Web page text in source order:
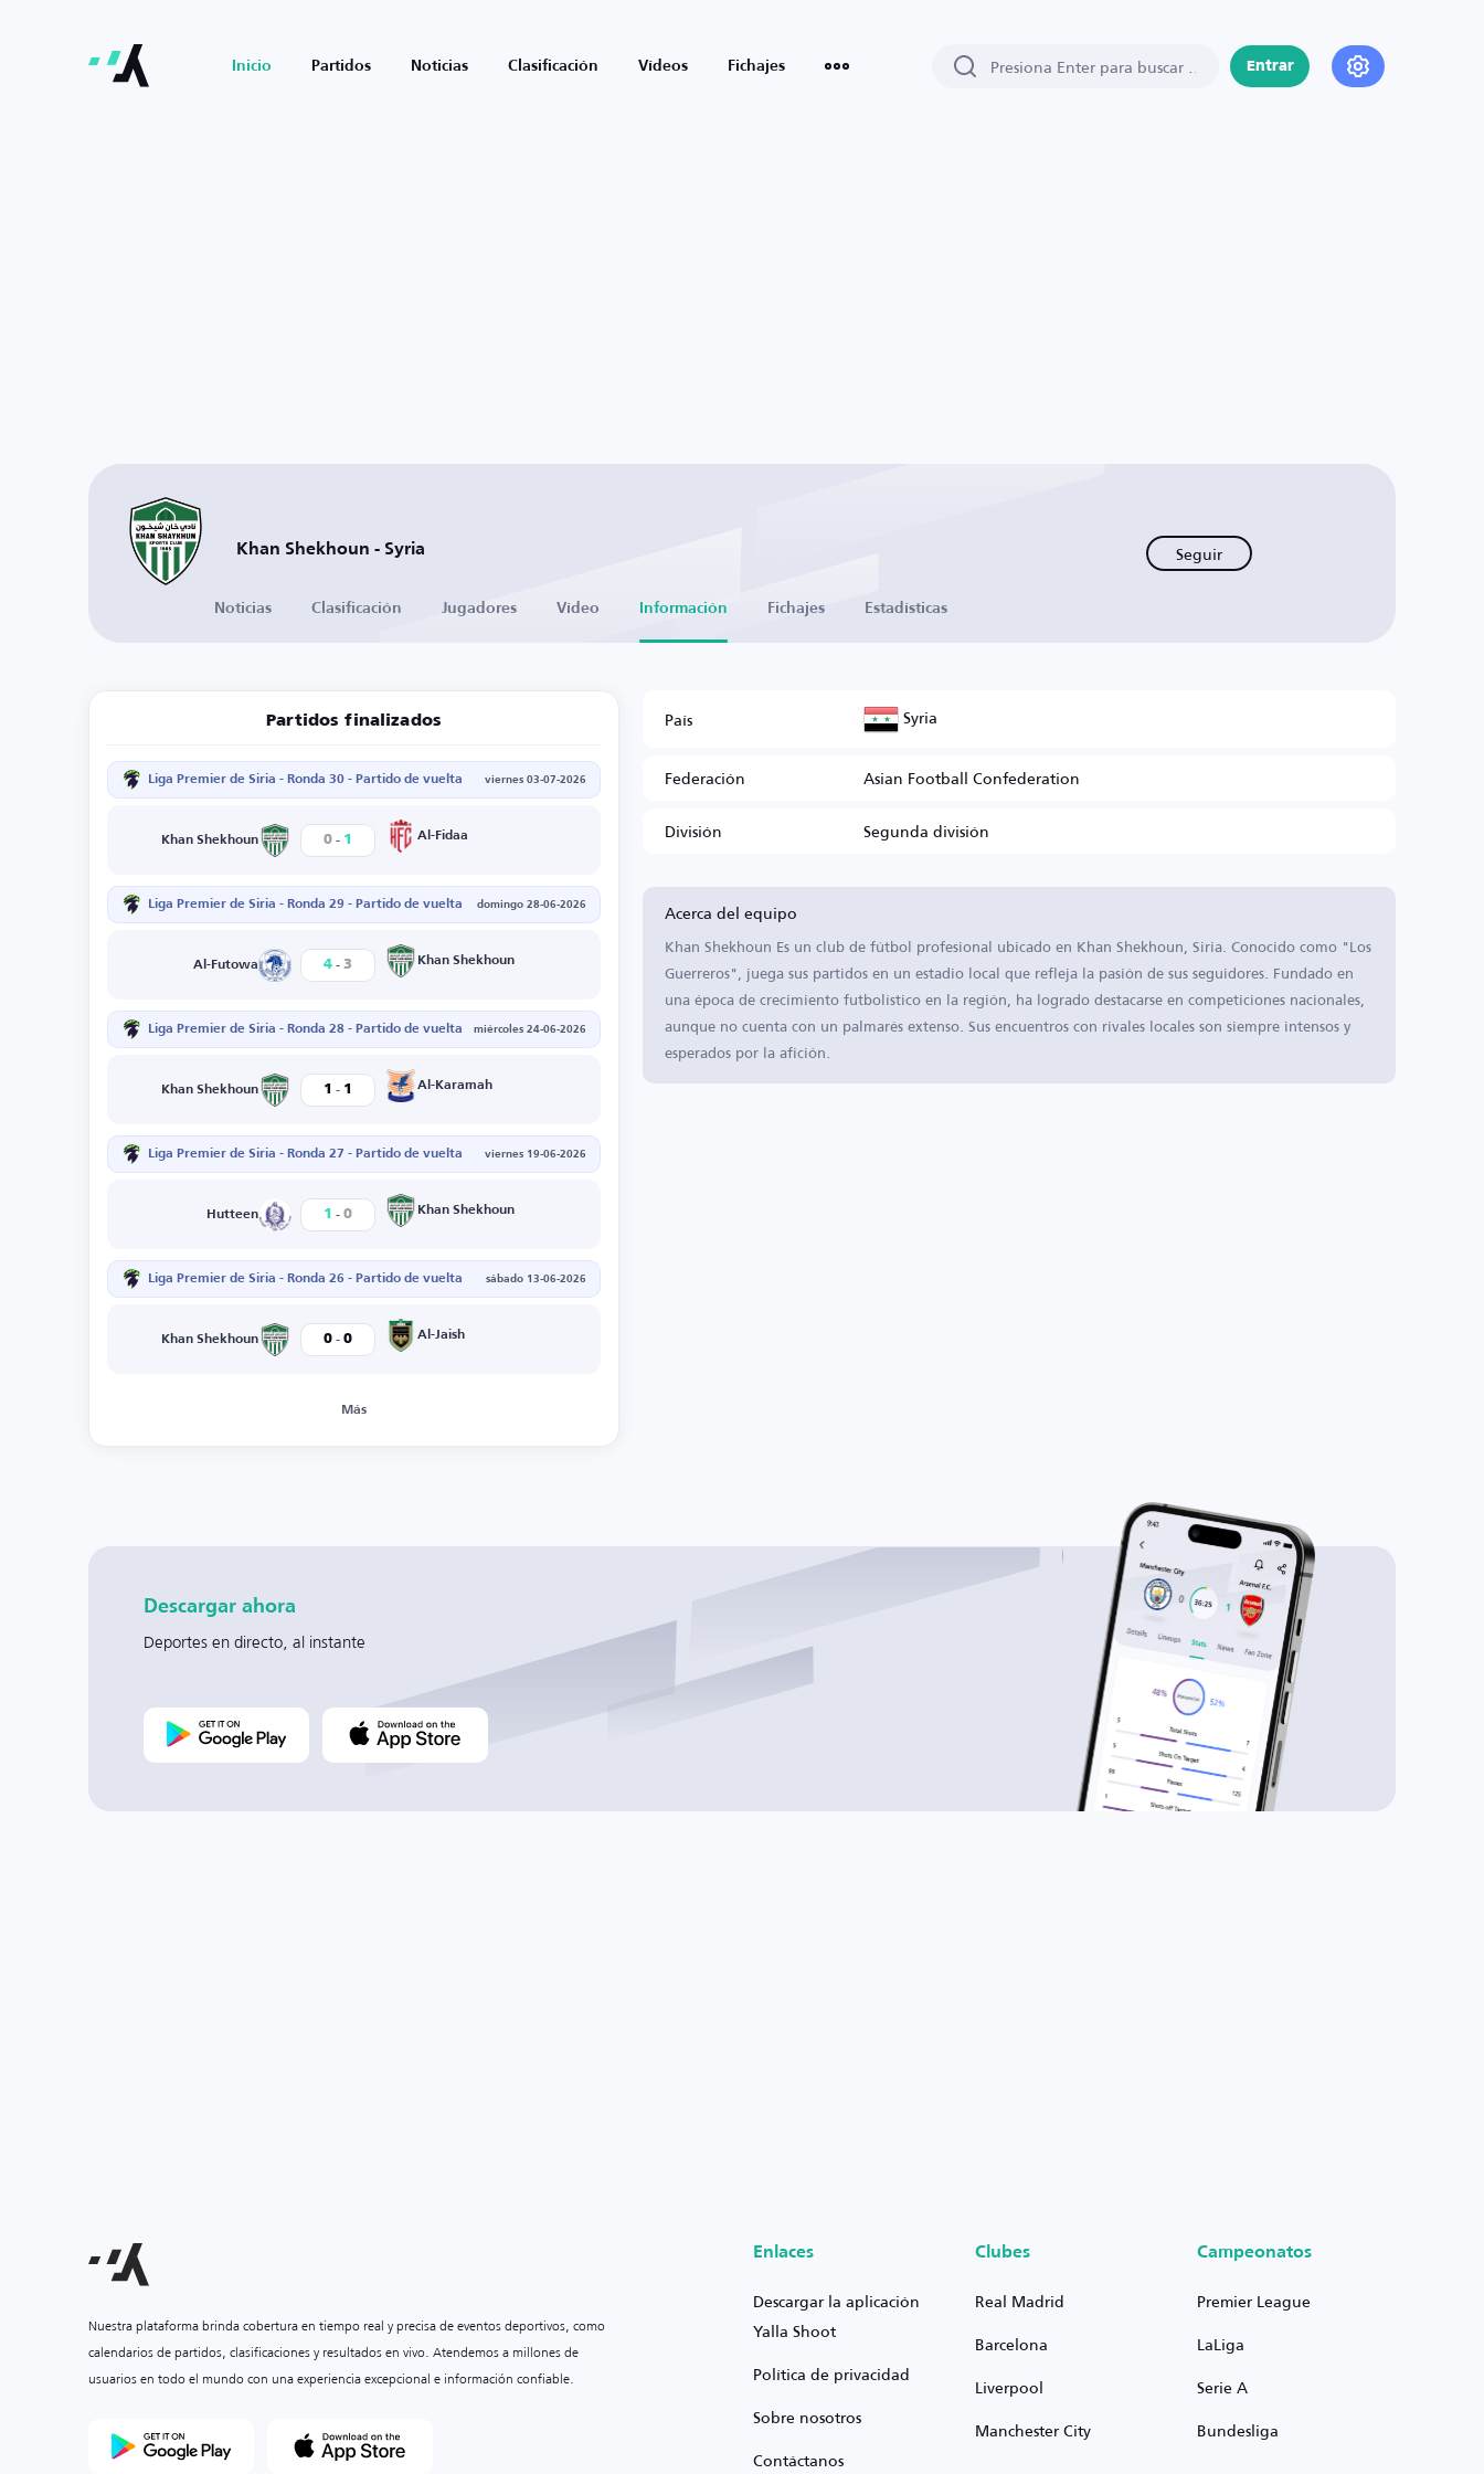
Inicio Partidos Noticias Clasificación Vídeos Fichajes Entrar
Khan Shekhoun - Syria Seguir
Noticias Clasificación Jugadores Vídeo Información Fichajes Estadísticas
Partidos finalizados
Liga Premier de Siria - Ronda 30 - Partido de vuelta viernes 03-07-2026
Khan Shekhoun 0 - 1 Al-Fidaa
Liga Premier de Siria - Ronda 29 - Partido de vuelta domingo 28-06-2026
Al-Futowa 4 - 3 Khan Shekhoun
Liga Premier de Siria - Ronda 28 - Partido de vuelta miércoles 24-06-2026
Khan Shekhoun 1 - 1 Al-Karamah
Liga Premier de Siria - Ronda 27 - Partido de vuelta viernes 19-06-2026
Hutteen 1 - 0 Khan Shekhoun
Liga Premier de Siria - Ronda 26 - Partido de vuelta sábado 13-06-2026
Khan Shekhoun 0 - 0 Al-Jaish
Más
País Syria
Federación
Asian Football Confederation
División
Segunda división
Acerca del equipo
Khan Shekhoun Es un club de fútbol profesional ubicado en Khan Shekhoun, Siria. Conocido como "Los
Guerreros", juega sus partidos en un estadio local que refleja la pasión de sus seguidores. Fundado en
una época de crecimiento futbolístico en la región, ha logrado destacarse en competiciones nacionales,
aunque no cuenta con un palmarés extenso. Sus encuentros con rivales locales son siempre intensos y
esperados por la afición.
Descargar ahora
Deportes en directo, al instante
Nuestra plataforma brinda cobertura en tiempo real y precisa de eventos deportivos, como
calendarios de partidos, clasificaciones y resultados en vivo. Atendemos a millones de
usuarios en todo el mundo con una experiencia excepcional e información confiable.
Enlaces
Descargar la aplicación
Yalla Shoot
Política de privacidad
Sobre nosotros
Contáctanos
Clubes
Real Madrid
Barcelona
Liverpool
Manchester City
Campeonatos
Premier League
LaLiga
Serie A
Bundesliga